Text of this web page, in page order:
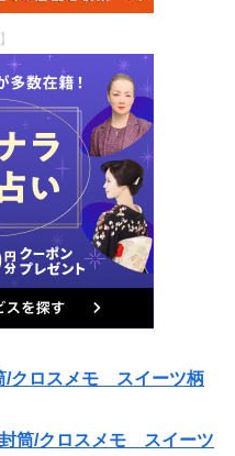
クロスメモ スイーツ柄
筒/クロスメモ スイーツ